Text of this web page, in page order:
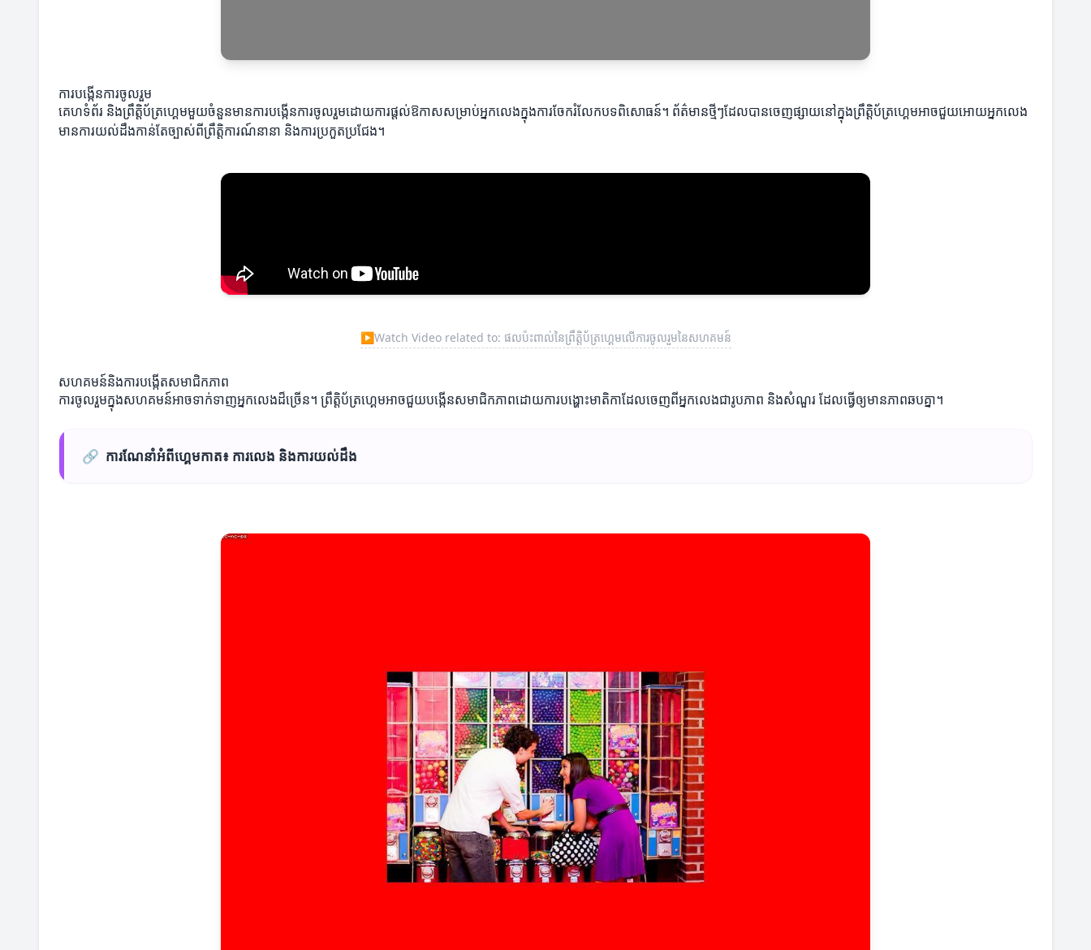
ការបង្កើនការចូលរួម
គេហទំព័រ និងព្រឹត្តិប័ត្រហ្គេមមួយចំនួនមានការបង្កើនការចូលរួមដោយការផ្តល់ឱកាសសម្រាប់អ្នកលេងក្នុងការចែករំលែកបទពិសោធន៍។ ព័ត៌មានថ្មីៗដែលបានចេញផ្សាយនៅក្នុងព្រឹត្តិប័ត្រហ្គេមអាចជួយអោយអ្នកលេង
មានការយល់ដឹងកាន់តែច្បាស់ពីព្រឹត្តិការណ៍នានា និងការប្រកួតប្រជែង។
▶Watch Video related to: ផលប៉ះពាល់នៃព្រឹត្តិប័ត្រហ្គេមលើការចូលរួមនៃសហគមន៍
សហគមន៍និងការបង្កើតសមាជិកភាព
ការចូលរួមក្នុងសហគមន៍អាចទាក់ទាញអ្នកលេងដ៏ច្រើន។ ព្រឹត្តិប័ត្រហ្គេមអាចជួយបង្កើនសមាជិកភាពដោយការបង្ហោះមាតិកាដែលចេញពីអ្នកលេងជារូបភាព និងសំណួរ ដែលធ្វើឲ្យមានភាពឆបគ្នា។
🔗 ការណែនាំអំពីហ្គេមកាត៖ ការលេង និងការយល់ដឹង